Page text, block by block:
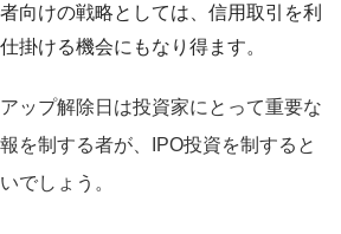
向けの戦略としては、信用取引を利
掛ける機会にもなり得ます。
ップ解除日は投資家にとって重要な
を制する者が、IPO投資を制すると
でしょう。